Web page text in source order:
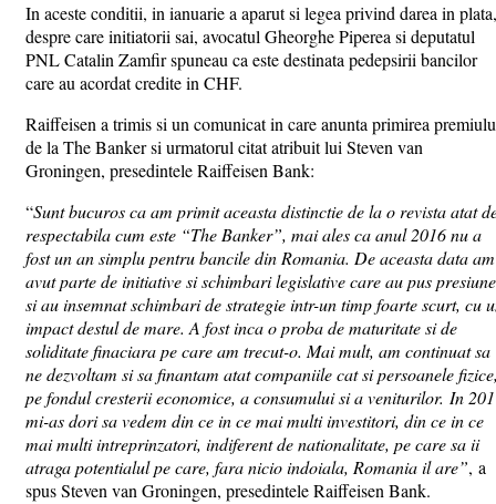
In aceste conditii, in ianuarie a aparut si legea privind darea in plata,
despre care initiatorii sai, avocatul Gheorghe Piperea si deputatul
PNL Catalin Zamfir spuneau ca este destinata pedepsirii bancilor
care au acordat credite in CHF.
Raiffeisen a trimis si un comunicat in care anunta primirea
de la The Banker si urmatorul citat atribuit lui Steven van
Groningen, presedintele Raiffeisen Bank:
“Sunt bucuros ca am primit aceasta distinctie de la o revista atat
respectabila cum este “The Banker”, mai ales ca anul 2016 nu a
fost un an simplu pentru bancile din Romania. De aceasta data am
avut parte de initiative si schimbari legislative care au pus presiune
si au insemnat schimbari de strategie intr-un timp foarte scurt, cu
impact destul de mare. A fost inca o proba de maturitate si de
soliditate finaciara pe care am trecut-o. Mai mult, am continuat sa
ne dezvoltam si sa finantam atat companiile cat si persoanele
pe fondul cresterii economice, a consumului si a veniturilor. In
mi-as dori sa vedem din ce in ce mai multi investitori, din ce in ce
mai multi intreprinzatori, indiferent de nationalitate, pe care sa ii
atraga potentialul pe care, fara nicio indoiala, Romania il are”, a
spus Steven van Groningen, presedintele Raiffeisen Bank.